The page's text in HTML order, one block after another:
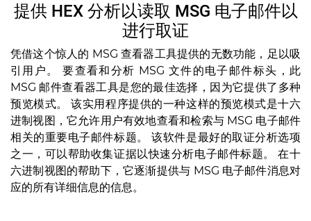
提供 HEX 分析以读取 MSG 电子邮件以
进行取证
凭借这个惊人的 MSG 查看器工具提供的无数功能，足以吸
引用户。 要查看和分析 MSG 文件的电子邮件标头，此
MSG 邮件查看器工具是您的最佳选择，因为它提供了多种
预览模式。 该实用程序提供的一种这样的预览模式是十六
进制视图，它允许用户有效地查看和检索与 MSG 电子邮件
相关的重要电子邮件标题。 该软件是最好的取证分析选项
之一，可以帮助收集证据以快速分析电子邮件标题。 在十
六进制视图的帮助下，它逐渐提供与 MSG 电子邮件消息对
应的所有详细信息的信息。